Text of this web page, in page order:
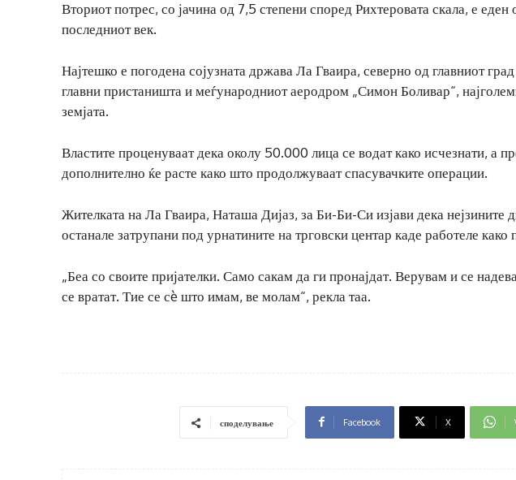
Вториот потрес, со јачина од 7,5 степени според Рихтеровата скала, е еден
последниот век.
Најтешко е погодена сојузната држава Ла Гваира, северно од главниот
главни пристаништа и меѓународниот аеродром „Симон Боливар“,
земјата.
Властите проценуваат дека околу 50.000 лица се водат како исчезнати, а
дополнително ќе расте како што продолжуваат спасувачките операции.
Жителката на Ла Гваира, Наташа Дијаз, за Би-Би-Си изјави дека нејзините
останале затрупани под урнатините на трговски центар каде работеле како
„Беа со своите пријателки. Само сакам да ги пронајдат. Верувам и се
се вратат. Тие се сè што имам, ве молам“, рекла таа.
споделување Facebook X